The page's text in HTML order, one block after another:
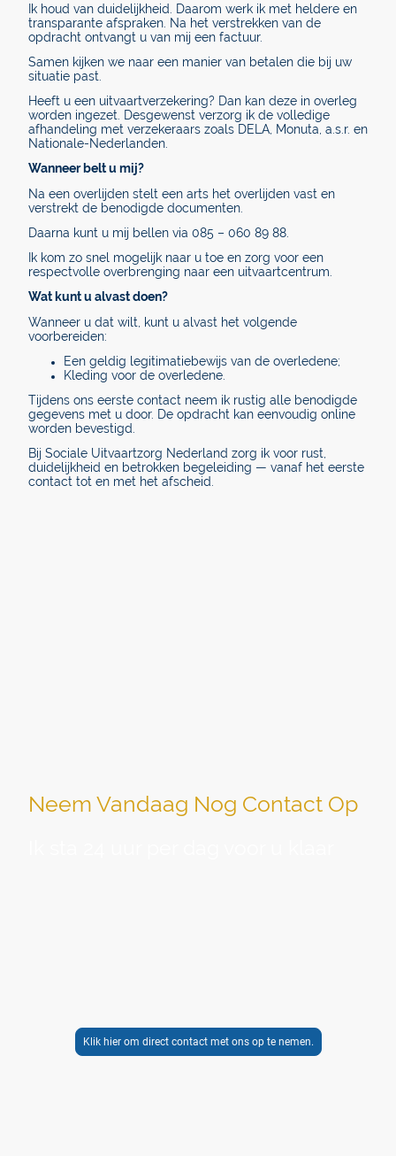
Ik houd van duidelijkheid. Daarom werk ik met heldere en
transparante afspraken. Na het verstrekken van de
opdracht ontvangt u van mij een factuur.
Samen kijken we naar een manier van betalen die bij uw
situatie past.
Heeft u een uitvaartverzekering? Dan kan deze in overleg
worden ingezet. Desgewenst verzorg ik de volledige
afhandeling met verzekeraars zoals DELA, Monuta, a.s.r. en
Nationale-Nederlanden.
Wanneer belt u mij?
Na een overlijden stelt een arts het overlijden vast en
verstrekt de benodigde documenten.
Daarna kunt u mij bellen via 085 – 060 89 88.
Ik kom zo snel mogelijk naar u toe en zorg voor een
respectvolle overbrenging naar een uitvaartcentrum.
Wat kunt u alvast doen?
Wanneer u dat wilt, kunt u alvast het volgende
voorbereiden:
Een geldig legitimatiebewijs van de overledene;
Kleding voor de overledene.
Tijdens ons eerste contact neem ik rustig alle benodigde
gegevens met u door. De opdracht kan eenvoudig online
worden bevestigd.
Bij Sociale Uitvaartzorg Nederland zorg ik voor rust,
duidelijkheid en betrokken begeleiding — vanaf het eerste
contact tot en met het afscheid.
Neem Vandaag Nog Contact Op
Klik hier om direct contact met ons op te nemen.